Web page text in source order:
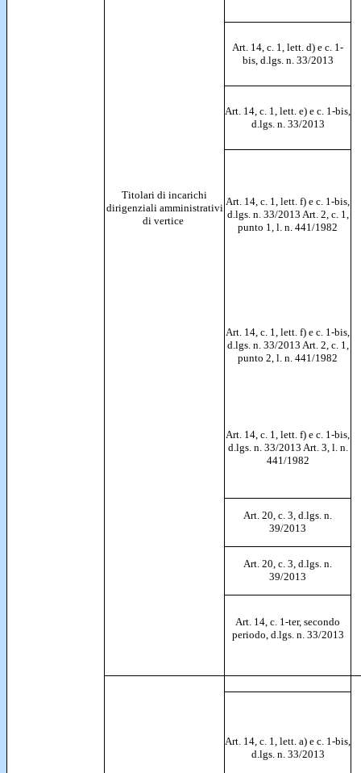
Titolari di incarichi
dirigenziali amministrativi
di vertice
Art. 14, c. 1, lett. d) e c. 1-
bis, d.lgs. n. 33/2013
Art. 14, c. 1, lett. e) e c. 1-bis,
d.lgs. n. 33/2013
Art. 14, c. 1, lett. f) e c. 1-bis,
d.lgs. n. 33/2013 Art. 2, c. 1,
punto 1, l. n. 441/1982
Art. 14, c. 1, lett. f) e c. 1-bis,
d.lgs. n. 33/2013 Art. 2, c. 1,
punto 2, l. n. 441/1982
Art. 14, c. 1, lett. f) e c. 1-bis,
d.lgs. n. 33/2013 Art. 3, l. n.
441/1982
Art. 20, c. 3, d.lgs. n.
39/2013
Art. 20, c. 3, d.lgs. n.
39/2013
Art. 14, c. 1-ter, secondo
periodo, d.lgs. n. 33/2013
Art. 14, c. 1, lett. a) e c. 1-bis,
d.lgs. n. 33/2013